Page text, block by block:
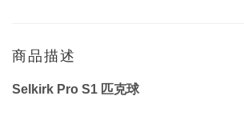
商品描述
Selkirk Pro S1 匹克球